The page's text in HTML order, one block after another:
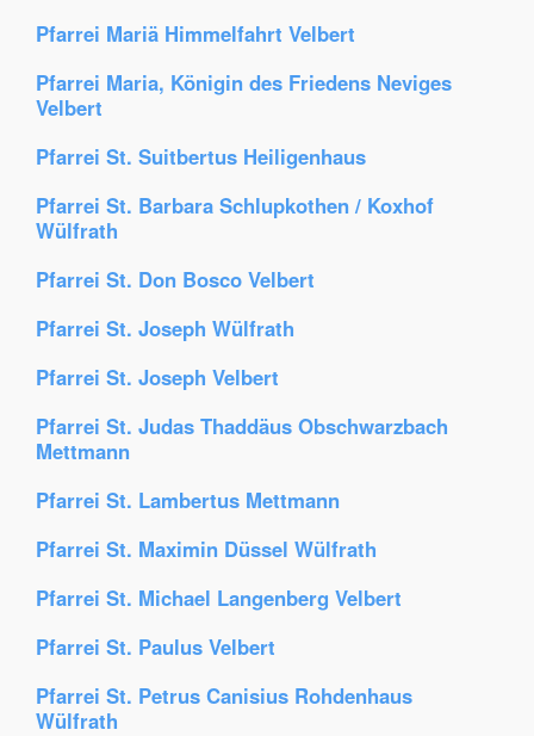
Pfarrei Mariä Himmelfahrt Velbert
Pfarrei Maria, Königin des Friedens Neviges
Velbert
Pfarrei St. Suitbertus Heiligenhaus
Pfarrei St. Barbara Schlupkothen / Koxhof
Wülfrath
Pfarrei St. Don Bosco Velbert
Pfarrei St. Joseph Wülfrath
Pfarrei St. Joseph Velbert
Pfarrei St. Judas Thaddäus Obschwarzbach
Mettmann
Pfarrei St. Lambertus Mettmann
Pfarrei St. Maximin Düssel Wülfrath
Pfarrei St. Michael Langenberg Velbert
Pfarrei St. Paulus Velbert
Pfarrei St. Petrus Canisius Rohdenhaus
Wülfrath